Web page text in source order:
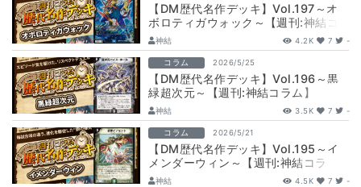
【DM歴代名作デッキ】Vol.197～オ
ボロティガウォック～【週刊:神結コ
ラム】
神結 4.2K 7 -
コラム 2026/5/25
【DM歴代名作デッキ】Vol.196～黒
緑超次元～【週刊:神結コラム】
神結 3.5K 7 -
コラム 2026/5/21
【DM歴代名作デッキ】Vol.195～イ
メンダーウィン～【週刊:神結コラ
ム】
神結 4.5K 7 -